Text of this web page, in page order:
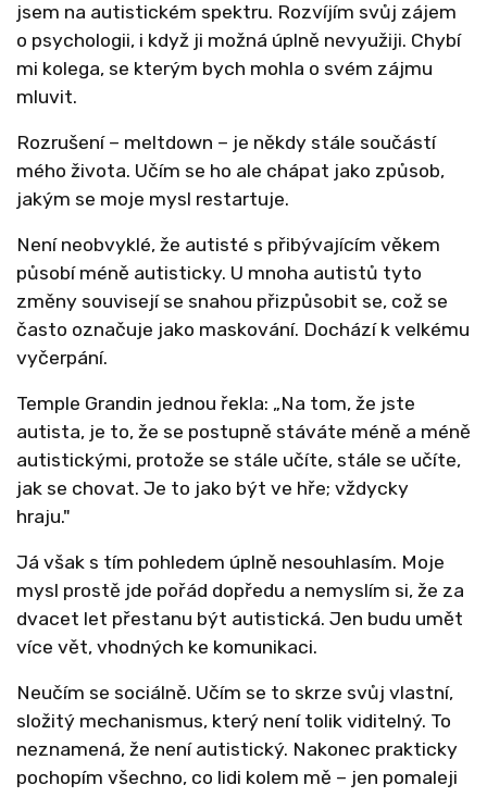
jsem na autistickém spektru. Rozvíjím svůj zájem
o psychologii, i když ji možná úplně nevyužiji. Chybí
mi kolega, se kterým bych mohla o svém zájmu
mluvit.
Rozrušení – meltdown – je někdy stále součástí
mého života. Učím se ho ale chápat jako způsob,
jakým se moje mysl restartuje.
Není neobvyklé, že autisté s přibývajícím věkem
působí méně autisticky. U mnoha autistů tyto
změny souvisejí se snahou přizpůsobit se, což se
často označuje jako maskování. Dochází k velkému
vyčerpání.
Temple Grandin jednou řekla: „Na tom, že jste
autista, je to, že se postupně stáváte méně a méně
autistickými, protože se stále učíte, stále se učíte,
jak se chovat. Je to jako být ve hře; vždycky
hraju."
Já však s tím pohledem úplně nesouhlasím. Moje
mysl prostě jde pořád dopředu a nemyslím si, že za
dvacet let přestanu být autistická. Jen budu umět
více vět, vhodných ke komunikaci.
Neučím se sociálně. Učím se to skrze svůj vlastní,
složitý mechanismus, který není tolik viditelný. To
neznamená, že není autistický. Nakonec prakticky
pochopím všechno, co lidi kolem mě – jen pomaleji